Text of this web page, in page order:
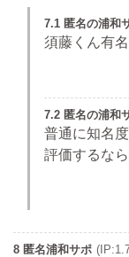
7.1 匿名の浦和
須藤くん有
7.2 匿名の浦和
普通に知名
評価するな
8 匿名浦和サポ